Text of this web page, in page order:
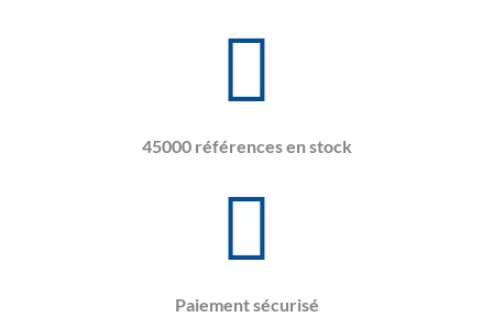
45000 références en stock
Paiement sécurisé